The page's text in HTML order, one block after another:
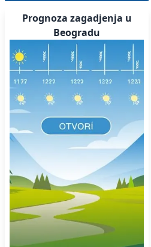
Prognoza zagadjenja u
Beogradu